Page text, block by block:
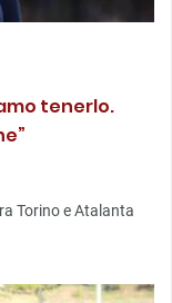
tenerlo.
Torino e Atalanta